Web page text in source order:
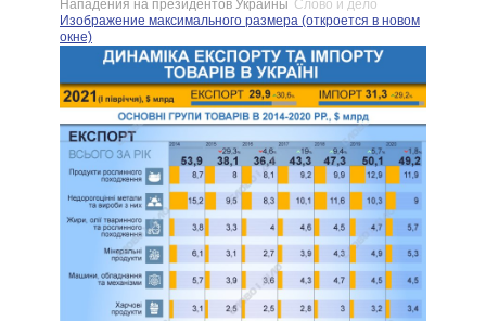
Нападения на президентов Украины Слово и дело
Изображение максимального размера (откроется в новом
окне)